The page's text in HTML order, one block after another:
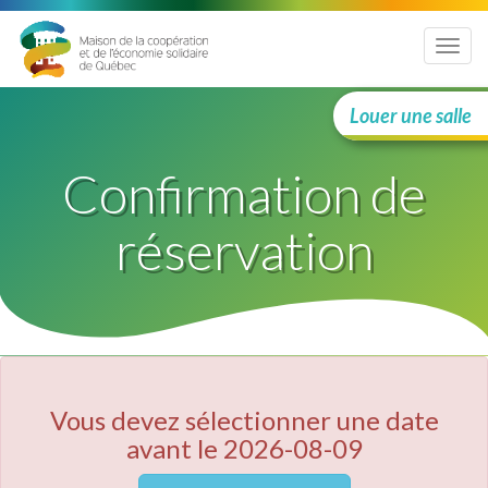
Menu
Louer une salle
Confirmation de
réservation
Vous devez sélectionner une date
avant le 2026-08-09